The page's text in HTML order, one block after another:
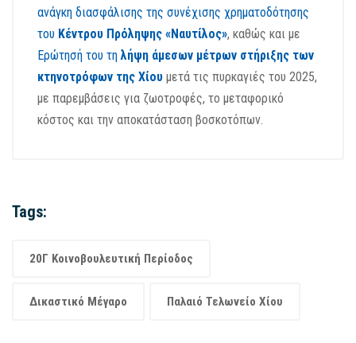
ανάγκη διασφάλισης της συνέχισης χρηματοδότησης
του Κέντρου Πρόληψης «Ναυτίλος», καθώς και με
Ερώτησή του τηλήψη άμεσων μέτρων στήριξης των
κτηνοτρόφων της Χίου μετά τις πυρκαγιές του 2025,
με παρεμβάσεις για ζωοτροφές, το μεταφορικό
κόστος και την αποκατάσταση βοσκοτόπων.
Tags:
20Γ Κοινοβουλευτική Περίοδος
Δικαστικό Μέγαρο Παλαιό Τελωνείο Χίου